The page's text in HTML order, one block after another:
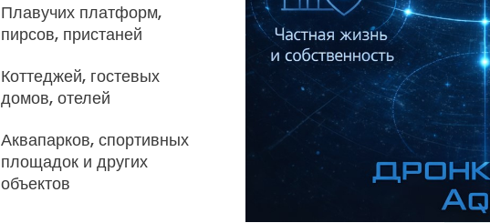
Плавучих платформ,
пирсов, пристаней
Коттеджей, гостевых
домов, отелей
Аквапарков, спортивных
площадок и других
объектов